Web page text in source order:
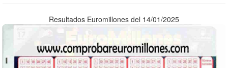
Resultados Euromillones del 14/01/2025